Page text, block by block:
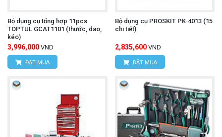
Bộ dụng cụ tổng hợp 11pcs
TOPTUL GCAT1101 (thước, dao,
kéo)
3,996,000 VND
ĐẶT MUA
Bộ dụng cụ PROSKIT PK-4013 (15
chi tiết)
2,835,600 VND
ĐẶT MUA